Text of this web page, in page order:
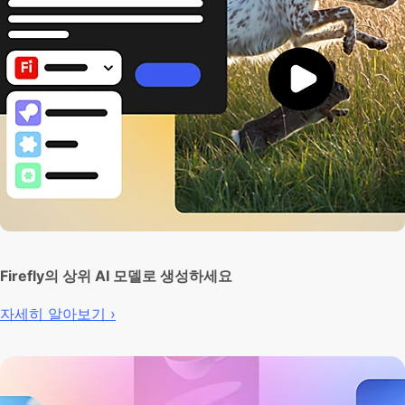
Firefly의 상위 AI 모델로 생성하세요
자세히 알아보기 ›